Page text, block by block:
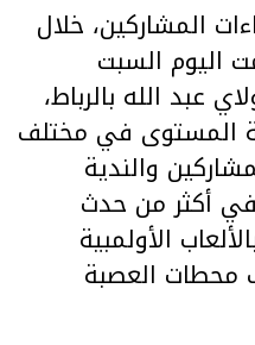
المشاركين، خلال
اليوم السبت
عبد الله بالرباط،
المستوى في مختلف
والندية
في أكثر من حدث
الأولمبية
محطات العصبة